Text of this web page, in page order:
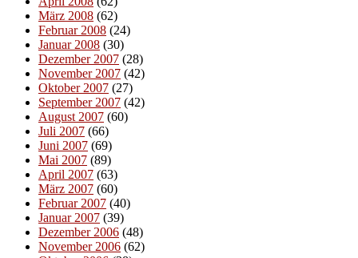
März 2008 (62)
Februar 2008 (24)
Januar 2008 (30)
Dezember 2007 (28)
November 2007 (42)
Oktober 2007 (27)
September 2007 (42)
August 2007 (60)
Juli 2007 (66)
Juni 2007 (69)
Mai 2007 (89)
April 2007 (63)
März 2007 (60)
Februar 2007 (40)
Januar 2007 (39)
Dezember 2006 (48)
November 2006 (62)